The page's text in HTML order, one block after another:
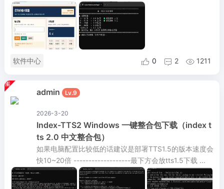
软件中心  0  2  1211
admin Lv.9
2026-3-20
Index-TTS2 Windows 一键整合包下载（index t
ts 2.0 中文整合包）
如果电脑配置比较低的话建议是部署TTS1.5的版本速度会
快10~20倍 -------------------最下方会放tts1.5下载 ...